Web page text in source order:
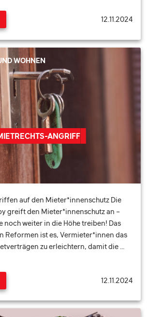
12.11.2024
ANGRIFF
WOHNEN
auf den Mieter*innenschutz Die
greift den Mieter*innenschutz an –
noch weiter in die Höhe treiben! Das
Reformen ist es, Vermieter*innen das
zu erleichtern, damit die …
12.11.2024